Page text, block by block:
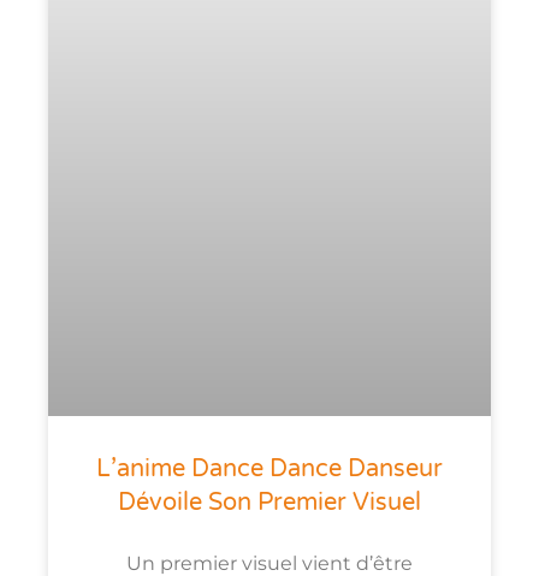
L’anime Dance Dance Danseur
Dévoile Son Premier Visuel
Un premier visuel vient d’être